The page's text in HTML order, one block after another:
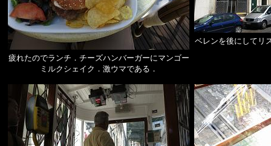
疲れたのでランチ．チーズハンバーガーにマンゴー
ミルクシェイク．激ウマである．
ベレンを後にしてリ